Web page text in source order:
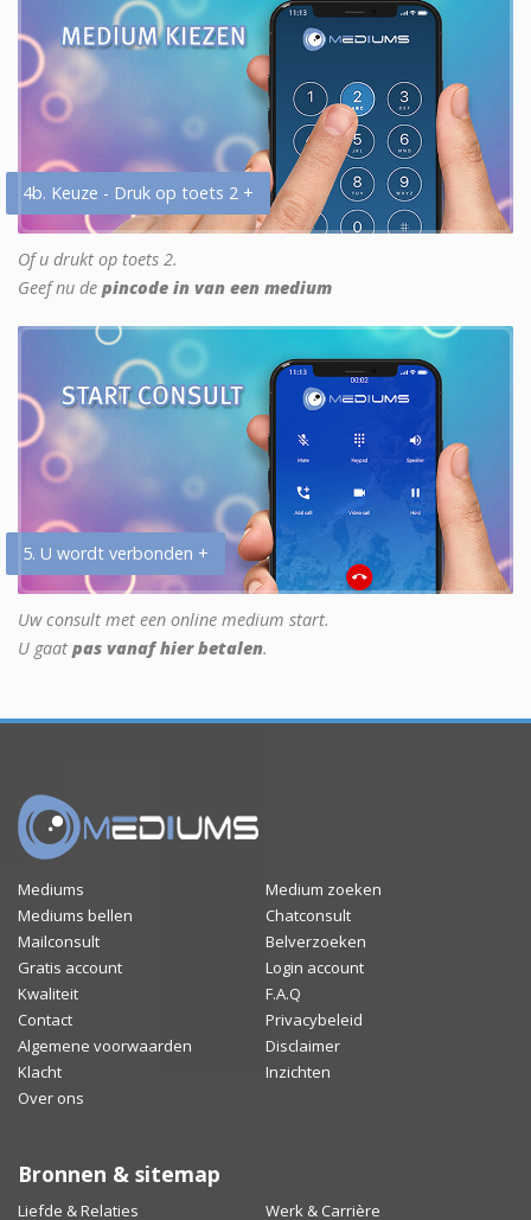
4b. Keuze - Druk op toets 2 +
Of u drukt op toets 2.
Geef nu de pincode in van een medium
5. U wordt verbonden +
Uw consult met een online medium start.
U gaat pas vanaf hier betalen.
Mediums
Medium zoeken
Mediums bellen
Chatconsult
Mailconsult
Belverzoeken
Gratis account
Login account
Kwaliteit
F.A.Q
Contact
Privacybeleid
Algemene voorwaarden
Disclaimer
Klacht
Inzichten
Over ons
Bronnen & sitemap
Liefde & Relaties Werk & Carrière